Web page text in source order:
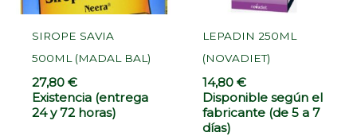
SIROPE SAVIA
500ML (MADAL BAL)
27,80€
Existencia (entrega
24 y 72 horas)
LEPADIN 250ML
(NOVADIET)
14,80€
Disponible según el
fabricante (de 5 a 7
días)